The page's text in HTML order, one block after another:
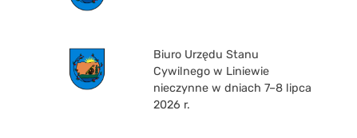
Biuro Urzędu Stanu
Cywilnego w Liniewie
nieczynne w dniach 7–8 lipca
2026 r.